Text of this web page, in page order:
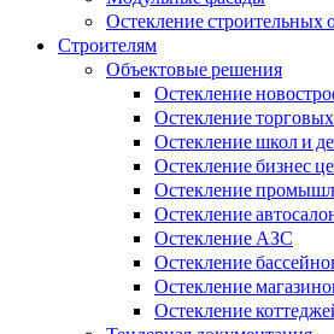
Остекление строительных
Строителям
Объектовые решения
Остекление
Остекление
Остекление школ и
Остекление бизнес
Остекление
Остекление
Остекление АЗС
Остекление
Остекление
Остекление